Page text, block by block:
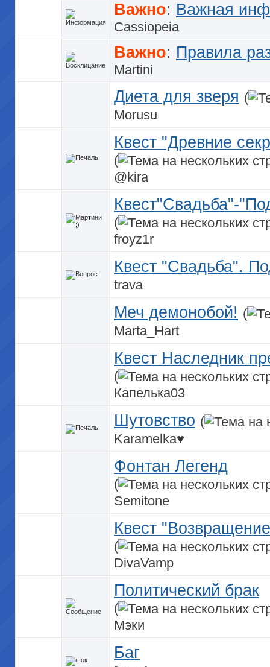
Важно: Важная
Cassiopeia
Важно: Правила
Martini
Диета для зверя (
Morusu
Квест "Древние
(
@kira
Квест"Свадьба"-
(
froyz1r
Квест "Свадьба".
trava
Меч демонобой! (
Marta_Hart
Квест Наследник
(
Капелька03
Шутовство (
Karamelka♥
Фонтан Легенд
(
Semitone
Квест
(
DivaVamp
Политический брак
(
Мэки
Баг